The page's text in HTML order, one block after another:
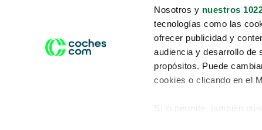
Nosotros y nuestros
tecnologías como las
ofrecer publicidad y
audiencia y desarrollo de
propósitos. Puede
cookies o clicando en el
Si lo permite, también
Conduce tu futuro,
desata tu movilidad